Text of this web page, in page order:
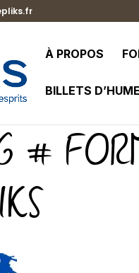
À PROPOS
BILLETS
#